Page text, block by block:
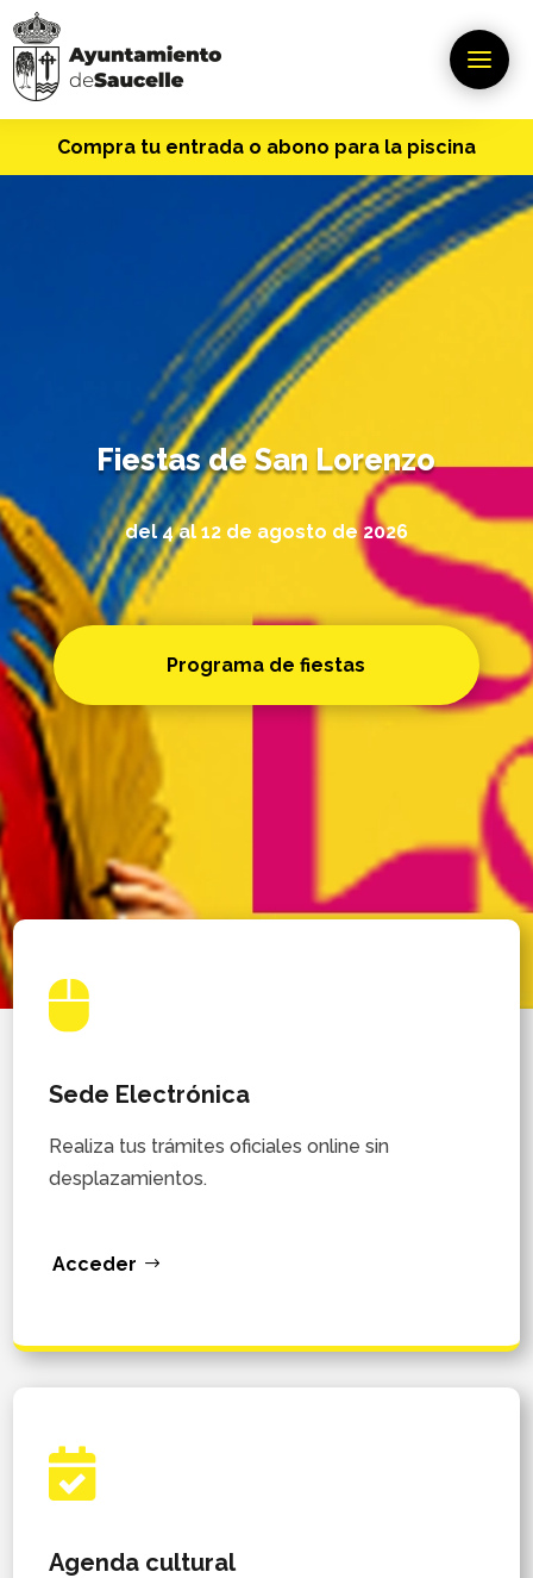
Compra tu entrada o abono para la piscina
Fiestas de San Lorenzo
del 4 al 12 de agosto de 2026
Programa de fiestas

Sede Electrónica
Realiza tus trámites oficiales online sin
desplazamientos.
Acceder

Agenda cultural